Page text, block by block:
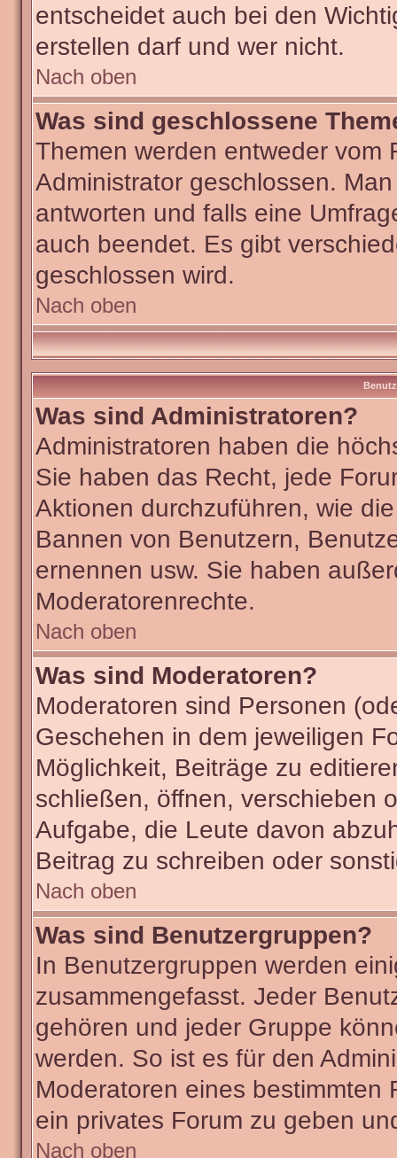
entscheidet auch bei den
erstellen darf und wer nicht.
Nach oben
Was sind geschlossene
Themen werden entweder vom
Administrator geschlossen.
antworten und falls eine
auch beendet. Es gibt
geschlossen wird.
Nach oben
Was sind Administratoren?
Administratoren haben die
Sie haben das Recht, jede
Aktionen durchzuführen, wie
Bannen von Benutzern,
ernennen usw. Sie haben
Moderatorenrechte.
Nach oben
Was sind Moderatoren?
Moderatoren sind Personen
Geschehen in dem jeweiligen
Möglichkeit, Beiträge zu
schließen, öffnen, verschieben
Aufgabe, die Leute davon
Beitrag zu schreiben oder
Nach oben
Was sind Benutzergruppen?
In Benutzergruppen werden
zusammengefasst. Jeder
gehören und jeder Gruppe
werden. So ist es für den
Moderatoren eines bestimmten
ein privates Forum zu geben
Nach oben